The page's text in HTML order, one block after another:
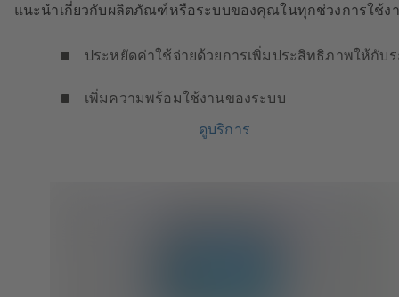
แนะนำเกี่ยวกับผลิตภัณฑ์หรือระบบของคุณในทุกช่วงการใช้ง
ประหยัดค่าใช้จ่ายด้วยการเพิ่มประสิทธิภาพให้กับ
เพิ่มความพร้อมใช้งานของระบบ
ดูบริการ